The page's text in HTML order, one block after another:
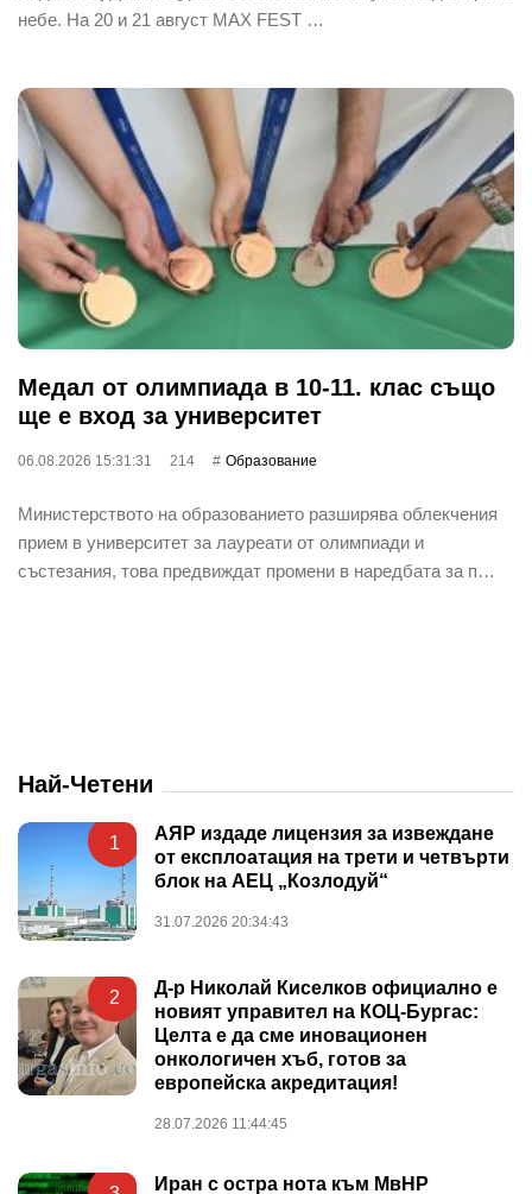
небе. На 20 и 21 август MAX FEST …
Медал от олимпиада в 10-11. клас също
ще е вход за университет
06.08.2026 15:31:31 214 Oбразование
Министерството на образованието разширява облекчения
прием в университет за лауреати от олимпиади и
състезания, това предвиждат промени в наредбата за п…
Най-Четени
1
АЯР издаде лицензия за извеждане
от експлоатация на трети и четвърти
блок на АЕЦ „Козлодуй“
31.07.2026 20:34:43
2
Д-р Николай Киселков официално е
новият управител на КОЦ-Бургас:
Целта е да сме иновационен
онкологичен хъб, готов за
европейска акредитация!
28.07.2026 11:44:45
Иран с остра нота към МвНР